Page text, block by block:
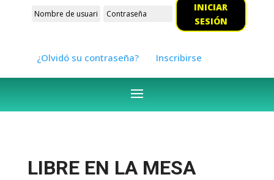
INICIAR
SESIÓN
¿Olvidó su contraseña? Inscribirse
LIBRE EN LA MESA